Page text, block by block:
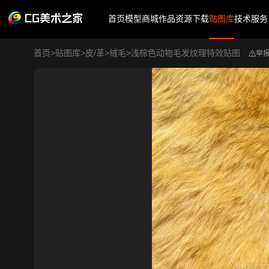
首页模型商城作品资源下载贴图库技术服务
首页>贴图库>皮/革>绒毛>浅棕色动物毛发纹理特效贴图 举